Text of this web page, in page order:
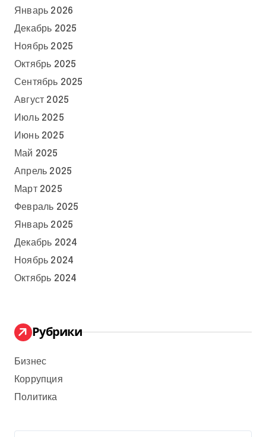
Январь 2026
Декабрь 2025
Ноябрь 2025
Октябрь 2025
Сентябрь 2025
Август 2025
Июль 2025
Июнь 2025
Май 2025
Апрель 2025
Март 2025
Февраль 2025
Январь 2025
Декабрь 2024
Ноябрь 2024
Октябрь 2024
Рубрики
Бизнес
Коррупция
Политика